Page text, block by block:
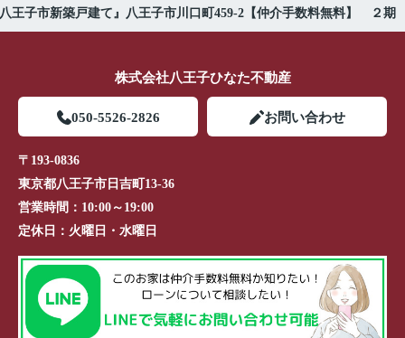
王子市新築戸建て』八王子市川口町459-2【仲介手数料無料】 ２期
株式会社八王子ひなた不動産
050-5526-2826 お問い合わせ
〒193-0836
東京都八王子市日吉町13-36
営業時間： 10:00～19:00
定休日： 火曜日・水曜日